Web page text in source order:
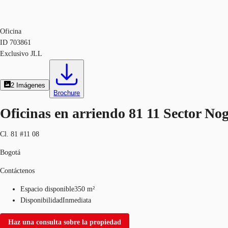
Oficina
ID 703861
Exclusivo JLL
2 Imágenes
Brochure
Oficinas en arriendo 81 11 Sector
Cl. 81 #11 08
Bogotá
Contáctenos
Espacio disponible350 m²
DisponibilidadInmediata
Haz una consulta sobre la propiedad